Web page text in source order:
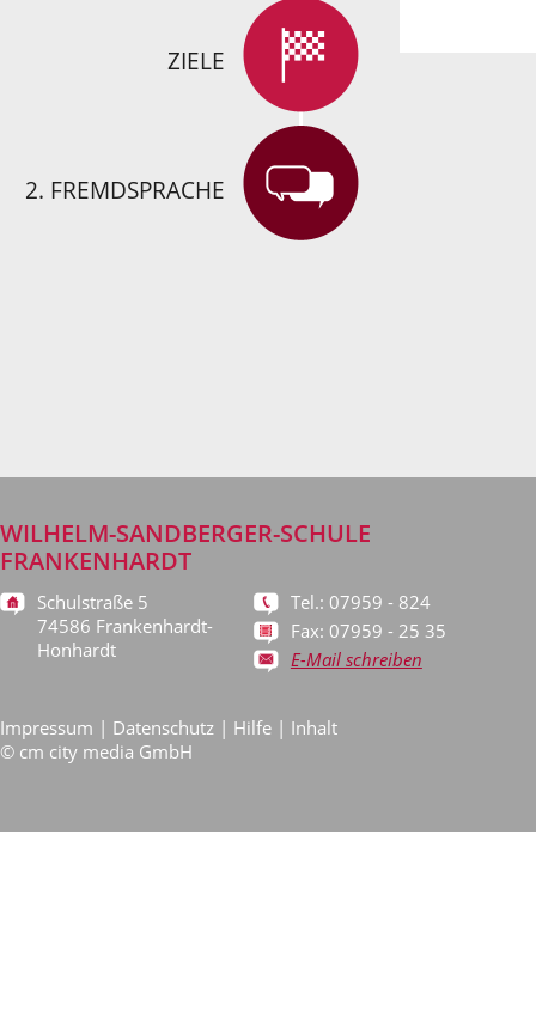
ZIELE
2. FREMDSPRACHE
WILHELM-SANDBERGER-SCHULE
FRANKENHARDT
Schulstraße 5
74586 Frankenhardt-
Honhardt
Tel.: 07959 - 824
Fax: 07959 - 25 35
E-Mail schreiben
Impressum | Datenschutz | Hilfe | Inhalt
© cm city media GmbH